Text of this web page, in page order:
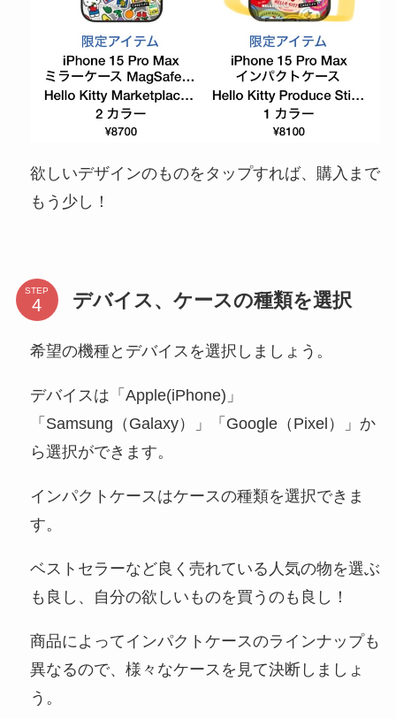
欲しいデザインのものをタップすれば、購入まで
もう少し！
STEP デバイス、ケースの種類を選択
希望の機種とデバイスを選択しましょう。
デバイスは「Apple(iPhone)」
「Samsung（Galaxy）」「Google（Pixel）」か
ら選択ができます。
インパクトケースはケースの種類を選択できま
す。
ベストセラーなど良く売れている人気の物を選ぶ
も良し、自分の欲しいものを買うのも良し！
商品によってインパクトケースのラインナップも
異なるので、様々なケースを見て決断しましょ
う。